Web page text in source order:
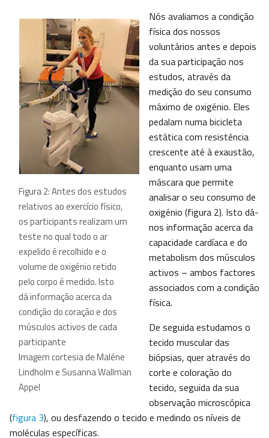
Figura 2: Antes dos estudos
relativos ao exercício físico,
os participants realizam um
teste no qual todo o ar
expelido é recolhido e o
volume de oxigénio retido
pelo corpo é medido. Isto
dá informação acerca da
condição do coração e dos
músculos activos de cada
participante
Imagem cortesia de Maléne
Lindholm e Susanna Wallman
Appel
Nós avaliamos a condição
física dos nossos
voluntários antes e depois
da sua participação nos
estudos, através da
medição do seu consumo
máximo de oxigénio. Eles
pedalam numa bicicleta
estática com resistência
crescente até à exaustão,
enquanto usam uma
máscara que permite
analisar o seu consumo de
oxigénio (figura 2). Isto dá-
nos informação acerca da
capacidade cardíaca e do
metabolism dos músculos
activos – ambos factores
associados com a condição
física.
De seguida estudamos o
tecido muscular das
biópsias, quer através do
corte e coloração do
tecido, seguida da sua
observação microscópica
(figura 3), ou desfazendo o tecido e medindo os níveis de
moléculas específicas.